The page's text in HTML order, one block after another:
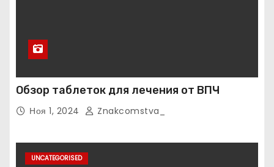
Обзор таблеток для лечения от ВПЧ
Ноя 1, 2024 Znakcomstva_
UNCATEGORISED